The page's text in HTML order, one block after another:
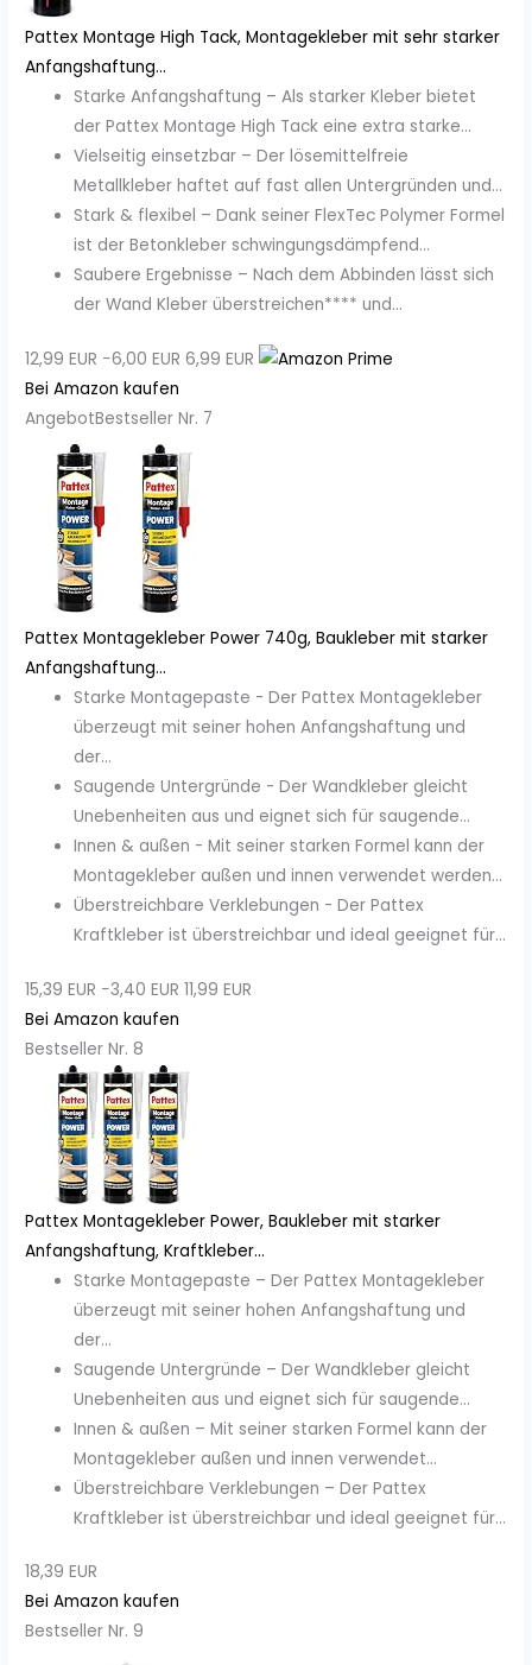
Pattex Montage High Tack, Montagekleber mit sehr starker
Anfangshaftung...
Starke Anfangshaftung – Als starker Kleber bietet
der Pattex Montage High Tack eine extra starke...
Vielseitig einsetzbar – Der lösemittelfreie
Metallkleber haftet auf fast allen Untergründen und...
Stark & flexibel – Dank seiner FlexTec Polymer Formel
ist der Betonkleber schwingungsdämpfend...
Saubere Ergebnisse – Nach dem Abbinden lässt sich
der Wand Kleber überstreichen**** und...
12,99 EUR −6,00 EUR 6,99 EUR
Bei Amazon kaufen
AngebotBestseller Nr. 7
Pattex Montagekleber Power 740g, Baukleber mit starker
Anfangshaftung...
Starke Montagepaste - Der Pattex Montagekleber
überzeugt mit seiner hohen Anfangshaftung und
der...
Saugende Untergründe - Der Wandkleber gleicht
Unebenheiten aus und eignet sich für saugende...
Innen & außen - Mit seiner starken Formel kann der
Montagekleber außen und innen verwendet werden...
Überstreichbare Verklebungen - Der Pattex
Kraftkleber ist überstreichbar und ideal geeignet für...
15,39 EUR −3,40 EUR 11,99 EUR
Bei Amazon kaufen
Bestseller Nr. 8
Pattex Montagekleber Power, Baukleber mit starker
Anfangshaftung, Kraftkleber...
Starke Montagepaste – Der Pattex Montagekleber
überzeugt mit seiner hohen Anfangshaftung und
der...
Saugende Untergründe – Der Wandkleber gleicht
Unebenheiten aus und eignet sich für saugende...
Innen & außen – Mit seiner starken Formel kann der
Montagekleber außen und innen verwendet...
Überstreichbare Verklebungen – Der Pattex
Kraftkleber ist überstreichbar und ideal geeignet für...
18,39 EUR
Bei Amazon kaufen
Bestseller Nr. 9